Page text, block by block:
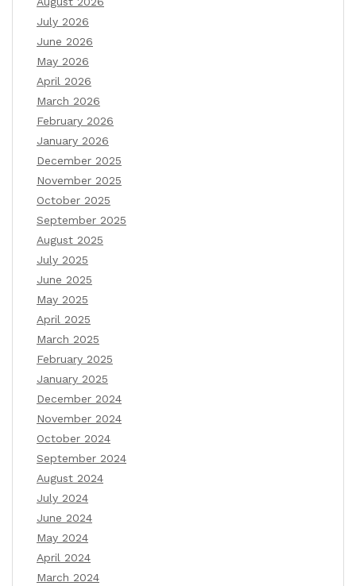
July 2026
June 2026
May 2026
April 2026
March 2026
February 2026
January 2026
December 2025
November 2025
October 2025
September 2025
August 2025
July 2025
June 2025
May 2025
April 2025
March 2025
February 2025
January 2025
December 2024
November 2024
October 2024
September 2024
August 2024
July 2024
June 2024
May 2024
April 2024
March 2024